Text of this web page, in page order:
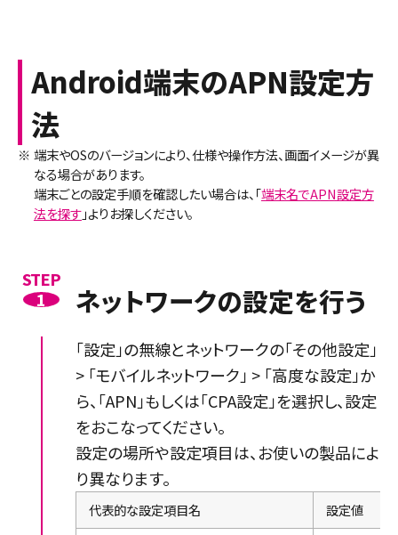
Android端末のAPN設定方
法
※ 端末やOSのバージョンにより、仕様や操作方法、画面イメージが異
なる場合があります。
端末ごとの設定手順を確認したい場合は、「端末名でAPN設定方
法を探す」よりお探しください。
STEP
1
ネットワークの設定を行う
「設定」の無線とネットワークの「その他設定」
> 「モバイルネットワーク」 > 「高度な設定」か
ら、「APN」もしくは「CPA設定」を選択し、設定
をおこなってください。
設定の場所や設定項目は、お使いの製品によ
り異なります。
代表的な設定項目名
設定値